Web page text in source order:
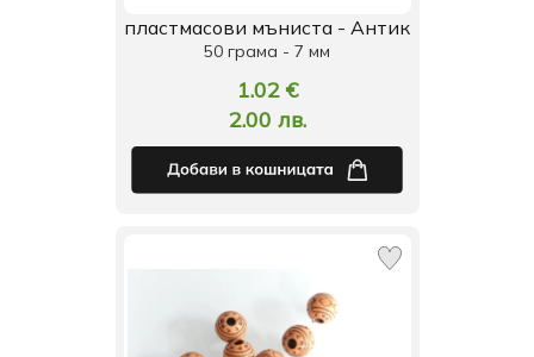
пластмасови мъниста - Антик
50 грама - 7 мм
1.02 €
2.00 лв.